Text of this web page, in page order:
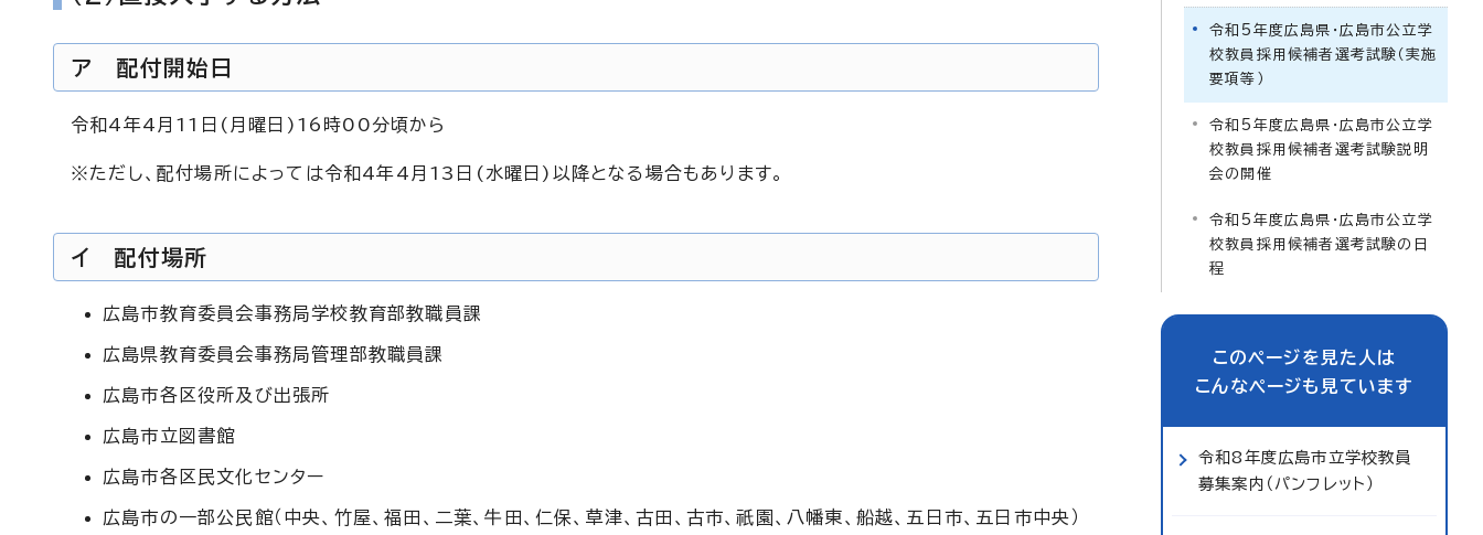
ア 配付開始日
令和4年4月11日(月曜日)16時00分頃から
※ただし、配付場所によっては令和4年4月13日(水曜日)以降となる場合もあります。
イ 配付場所
広島市教育委員会事務局学校教育部教職員課
広島県教育委員会事務局管理部教職員課
広島市各区役所及び出張所
広島市立図書館
広島市各区民文化センター
広島市の一部公民館（中央、竹屋、福田、二葉、牛田、仁保、草津、古田、古市、祇園、八幡東、船越、五日市、五日市中央）
令和5年度広島県・広島市公立学
校教員採用候補者選考試験（実施
要項等）
令和5年度広島県・広島市公立学
校教員採用候補者選考試験説明
会の開催
令和5年度広島県・広島市公立学
校教員採用候補者選考試験の日
程
このページを見た人は
こんなページも見ています
令和8年度広島市立学校教員
募集案内（パンフレット）